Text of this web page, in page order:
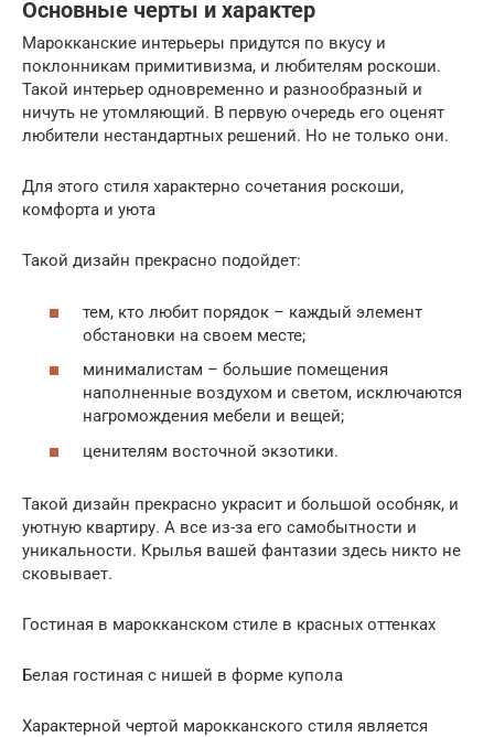
Основные черты и характер
Марокканские интерьеры придутся по вкусу и
поклонникам примитивизма, и любителям роскоши.
Такой интерьер одновременно и разнообразный и
ничуть не утомляющий. В первую очередь его оценят
любители нестандартных решений. Но не только они.
Для этого стиля характерно сочетания роскоши,
комфорта и уюта
Такой дизайн прекрасно подойдет:
тем, кто любит порядок – каждый элемент
обстановки на своем месте;
минималистам – большие помещения
наполненные воздухом и светом, исключаются
нагромождения мебели и вещей;
ценителям восточной экзотики.
Такой дизайн прекрасно украсит и большой особняк, и
уютную квартиру. А все из-за его самобытности и
уникальности. Крылья вашей фантазии здесь никто не
сковывает.
Гостиная в марокканском стиле в красных оттенках
Белая гостиная с нишей в форме купола
Характерной чертой марокканского стиля является